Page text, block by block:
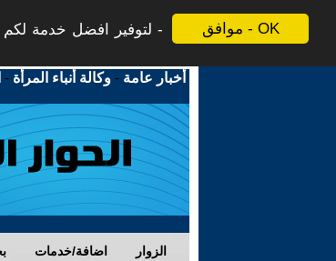
موافق - OK
لتوفير افضل خدمة لكم
أخبار عامة -وكالة أنباء المرأة -
اضافة/خدمات الزوار